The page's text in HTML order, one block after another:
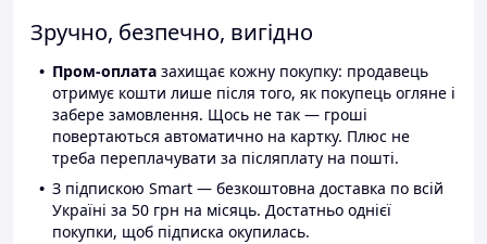
Зручно, безпечно, вигідно
Пром-оплата захищає кожну покупку: продавець
отримує кошти лише після того, як покупець огляне і
забере замовлення. Щось не так — гроші
повертаються автоматично на картку. Плюс не
треба переплачувати за післяплату на пошті.
З підпискою Smart — безкоштовна доставка по всій
Україні за 50 грн на місяць. Достатньо однієї
покупки, щоб підписка окупилась.